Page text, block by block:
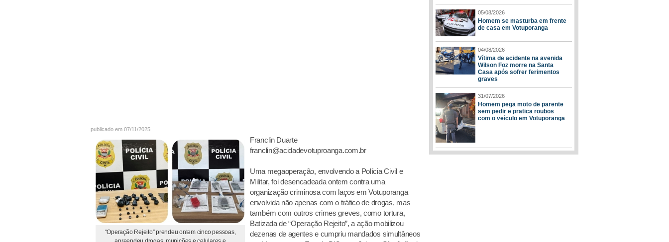
publicado em 07/11/2025
“Operação Rejeito” prendeu ontem cinco pessoas,
Franclin Duarte
franclin@acidadevotuproanga.com.br
Uma megaoperação, envolvendo a Polícia Civil e
Militar, foi desencadeada ontem contra uma
organização criminosa com laços em Votuporanga
envolvida não apenas com o tráfico de drogas, mas
também com outros crimes greves, como tortura,
Batizada de “Operação Rejeito”, a ação mobilizou
dezenas de agentes e cumpriu mandados simultâneos
05/08/2026
Homem se masturba em frente
de casa em Votuporanga
04/08/2026
Vítima de acidente na avenida
Wilson Foz morre na Santa
Casa após sofrer ferimentos
graves
31/07/2026
Homem pega moto de parente
sem pedir e pratica roubos
com o veículo em Votuporanga